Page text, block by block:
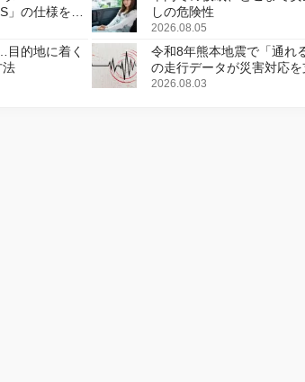
」の仕様を変
しの危険性
2026.08.05
的地に着く
法
令和8年熊本地震で「通れ
の走行データが災害対応を
2026.08.03